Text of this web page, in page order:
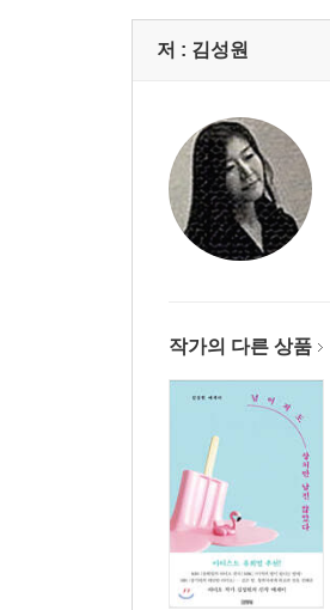
Part4. 사랑, 또다시 널
햄버거 먹는 방식 - 영
후에도 당신을 사랑할
저 : 김성원
작가의 다른 상품